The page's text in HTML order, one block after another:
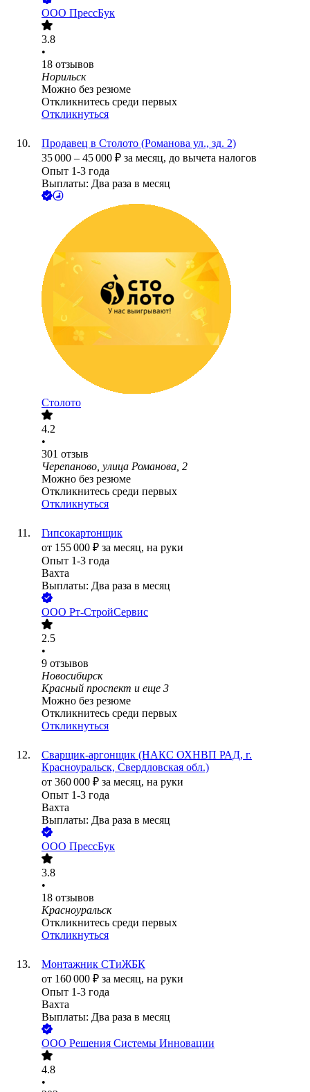
ООО ПрессБук
3.8
•
18 отзывов
Норильск
Можно без резюме
Откликнитесь среди первых
Откликнуться
Продавец в Столото (Романова ул., зд. 2)
35 000 – 45 000 ₽ за месяц, до вычета налогов
Опыт 1-3 года
Выплаты: Два раза в месяц
Столото
4.2
•
301 отзыв
Черепаново, улица Романова, 2
Можно без резюме
Откликнитесь среди первых
Откликнуться
Гипсокартонщик
от 155 000 ₽ за месяц, на руки
Опыт 1-3 года
Вахта
Выплаты: Два раза в месяц
ООО Рт-СтройСервис
2.5
•
9 отзывов
Новосибирск
Красный проспект и еще 3
Можно без резюме
Откликнитесь среди первых
Откликнуться
Сварщик-аргонщик (НАКС ОХНВП РАД, г.
Красноуральск, Свердловская обл.)
от 360 000 ₽ за месяц, на руки
Опыт 1-3 года
Вахта
Выплаты: Два раза в месяц
ООО ПрессБук
3.8
•
18 отзывов
Красноуральск
Откликнитесь среди первых
Откликнуться
Монтажник СТиЖБК
от 160 000 ₽ за месяц, на руки
Опыт 1-3 года
Вахта
Выплаты: Два раза в месяц
ООО Решения Системы Инновации
4.8
•